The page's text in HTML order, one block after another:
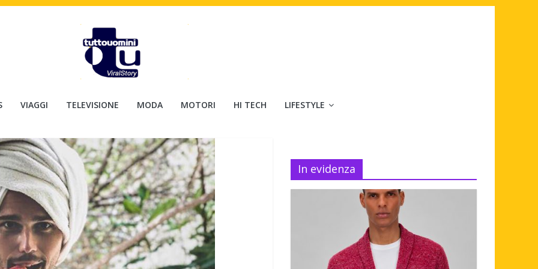
VIAGGI TELEVISIONE MODA MOTORI HI TECH LIFESTYLE
In evidenza